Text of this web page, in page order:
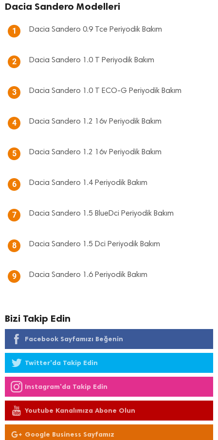
Dacia Sandero Modelleri
1 Dacia Sandero 0.9 Tce Periyodik Bakım
2 Dacia Sandero 1.0 T Periyodik Bakım
3 Dacia Sandero 1.0 T ECO-G Periyodik Bakım
4 Dacia Sandero 1.2 16v Periyodik Bakım
5 Dacia Sandero 1.2 16v Periyodik Bakım
6 Dacia Sandero 1.4 Periyodik Bakım
7 Dacia Sandero 1.5 BlueDci Periyodik Bakım
8 Dacia Sandero 1.5 Dci Periyodik Bakım
9 Dacia Sandero 1.6 Periyodik Bakım
Bizi Takip Edin
Facebook Sayfamızı Beğenin
Twitter'da Takip Edin
Instagram'da Takip Edin
Youtube Kanalımıza Abone Olun
Google Business Sayfamız